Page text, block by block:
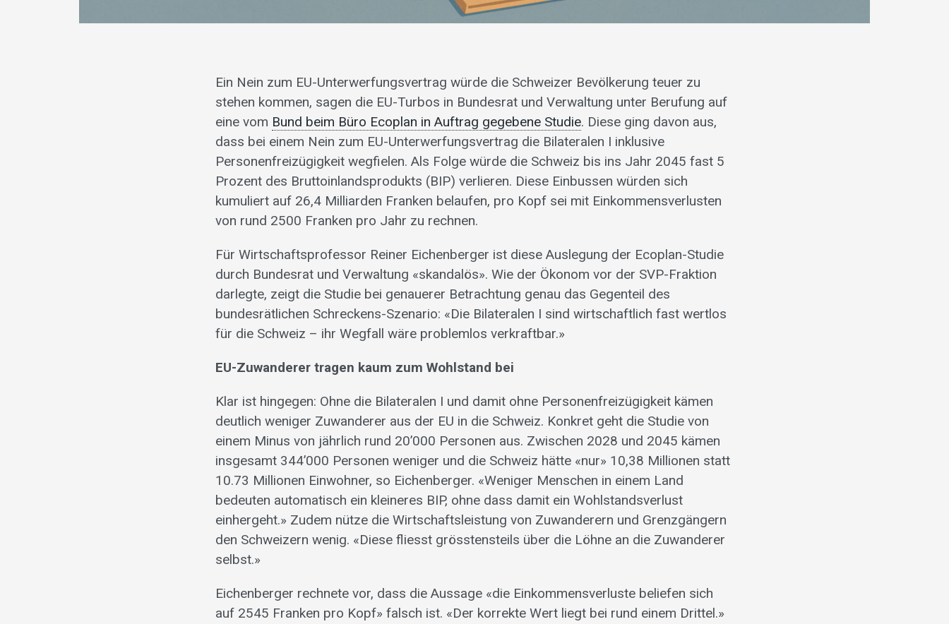
Ein Nein zum EU-Unterwerfungsvertrag würde die Schweizer Bevölkerung teuer zu
stehen kommen, sagen die EU-Turbos in Bundesrat und Verwaltung unter Berufung auf
eine vom Bund beim Büro Ecoplan in Auftrag gegebene Studie. Diese ging davon aus,
dass bei einem Nein zum EU-Unterwerfungsvertrag die Bilateralen I inklusive
Personenfreizügigkeit wegfielen. Als Folge würde die Schweiz bis ins Jahr 2045 fast 5
Prozent des Bruttoinlandsprodukts (BIP) verlieren. Diese Einbussen würden sich
kumuliert auf 26,4 Milliarden Franken belaufen, pro Kopf sei mit Einkommensverlusten
von rund 2500 Franken pro Jahr zu rechnen.
Für Wirtschaftsprofessor Reiner Eichenberger ist diese Auslegung der Ecoplan-Studie
durch Bundesrat und Verwaltung «skandalös». Wie der Ökonom vor der SVP-Fraktion
darlegte, zeigt die Studie bei genauerer Betrachtung genau das Gegenteil des
bundesrätlichen Schreckens-Szenario: «Die Bilateralen I sind wirtschaftlich fast wertlos
für die Schweiz – ihr Wegfall wäre problemlos verkraftbar.»
EU-Zuwanderer tragen kaum zum Wohlstand bei
Klar ist hingegen: Ohne die Bilateralen I und damit ohne Personenfreizügigkeit kämen
deutlich weniger Zuwanderer aus der EU in die Schweiz. Konkret geht die Studie von
einem Minus von jährlich rund 20’000 Personen aus. Zwischen 2028 und 2045 kämen
insgesamt 344’000 Personen weniger und die Schweiz hätte «nur» 10,38 Millionen statt
10.73 Millionen Einwohner, so Eichenberger. «Weniger Menschen in einem Land
bedeuten automatisch ein kleineres BIP, ohne dass damit ein Wohlstandsverlust
einhergeht.» Zudem nütze die Wirtschaftsleistung von Zuwanderern und Grenzgängern
den Schweizern wenig. «Diese fliesst grösstensteils über die Löhne an die Zuwanderer
selbst.»
Eichenberger rechnete vor, dass die Aussage «die Einkommensverluste beliefen sich
auf 2545 Franken pro Kopf» falsch ist. «Der korrekte Wert liegt bei rund einem Drittel.»